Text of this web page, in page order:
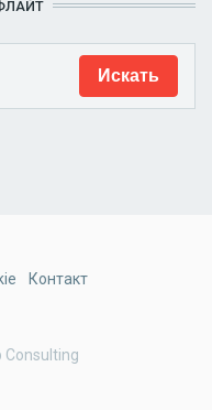
Consulting
Контакт